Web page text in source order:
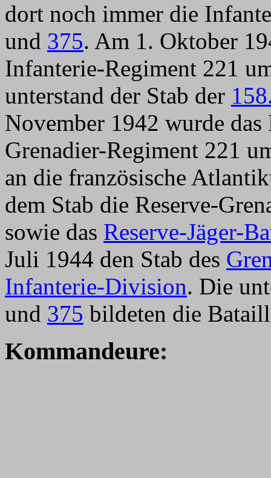
dort noch immer die
und 375. Am 1. Oktober
Infanterie-Regiment 221
unterstand der Stab der
November 1942 wurde
Grenadier-Regiment 221
an die französische
dem Stab die Reserve-
sowie das Reserve-Jäger-
Juli 1944 den Stab des
Infanterie-Division. Die
und 375 bildeten die
Kommandeure: